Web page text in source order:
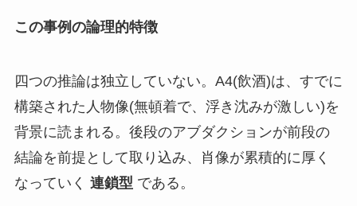
この事例の論理的特徴
四つの推論は独立していない。A4(飲酒)は、すでに
構築された人物像(無頓着で、浮き沈みが激しい)を
背景に読まれる。後段のアブダクションが前段の
結論を前提として取り込み、肖像が累積的に厚く
なっていく 連鎖型 である。